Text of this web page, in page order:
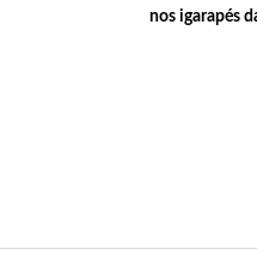
10:58 Idosa comemora
nos igarapés